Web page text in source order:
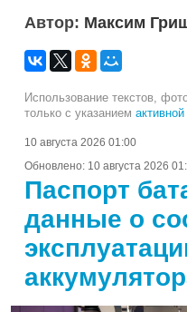
Автор: Максим
Использование текстов,
только с указанием
10 августа 2026 01:00
Обновлено: 10 августа 2026
Паспорт
данные о